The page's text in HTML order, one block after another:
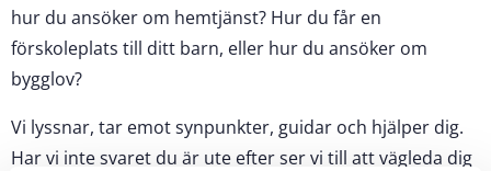
hur du ansöker om hemtjänst? Hur du får en
förskoleplats till ditt barn, eller hur du ansöker om
bygglov?
Vi lyssnar, tar emot synpunkter, guidar och hjälper dig.
Har vi inte svaret du är ute efter ser vi till att vägleda dig